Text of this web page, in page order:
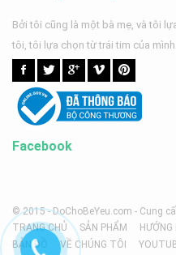
Bởi tôi cũng là một bà mẹ, và tôi
tôi, tôi lựa chọn từ trái tim của mình.
Facebook
© 2015 - DoChoBeYeu.com - Cung
TRANG CHỦ
SẢN PHẨM
BẢN ĐỒ
VỀ CHÚNG TÔI